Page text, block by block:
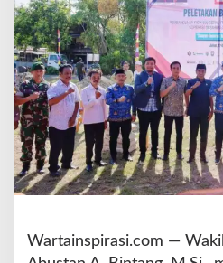
T
e
g
a
s
k
a
n
K
o
p
a
Wartainspirasi.com —